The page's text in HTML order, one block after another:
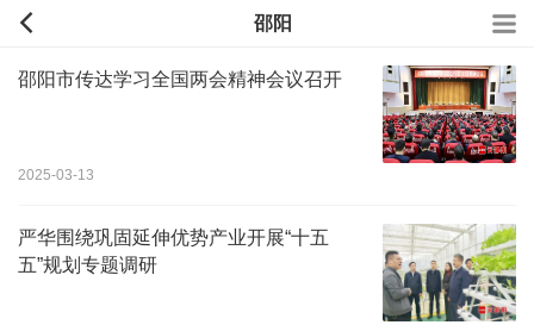
邵阳
邵阳市传达学习全国两会精神会议召开
2025-03-13
严华围绕巩固延伸优势产业开展“十五
五”规划专题调研